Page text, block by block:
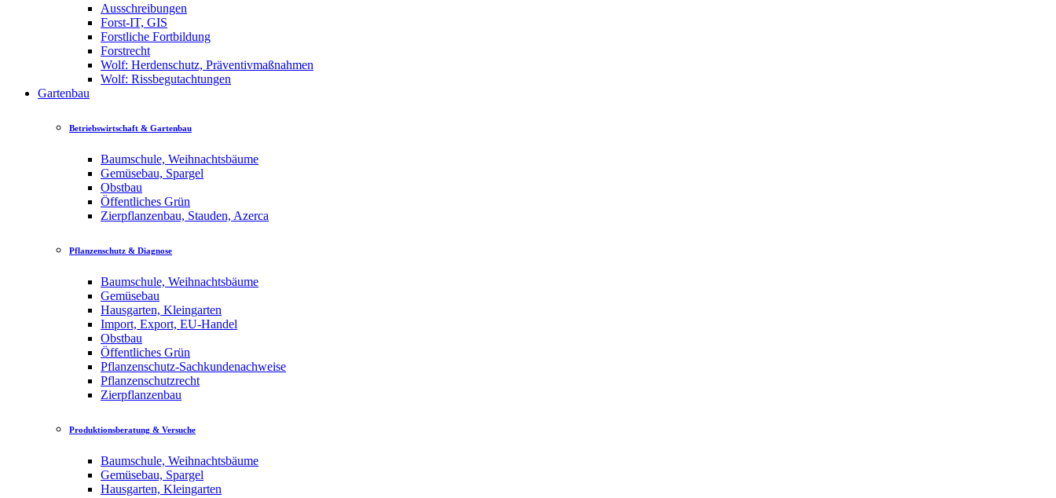
Ausschreibungen
Forst-IT, GIS
Forstliche Fortbildung
Forstrecht
Wolf: Herdenschutz, Präventivmaßnahmen
Wolf: Rissbegutachtungen
Gartenbau
Betriebswirtschaft & Gartenbau
Baumschule, Weihnachtsbäume
Gemüsebau, Spargel
Obstbau
Öffentliches Grün
Zierpflanzenbau, Stauden, Azerca
Pflanzenschutz & Diagnose
Baumschule, Weihnachtsbäume
Gemüsebau
Hausgarten, Kleingarten
Import, Export, EU-Handel
Obstbau
Öffentliches Grün
Pflanzenschutz-Sachkundenachweise
Pflanzenschutzrecht
Zierpflanzenbau
Produktionsberatung & Versuche
Baumschule, Weihnachtsbäume
Gemüsebau, Spargel
Hausgarten, Kleingarten